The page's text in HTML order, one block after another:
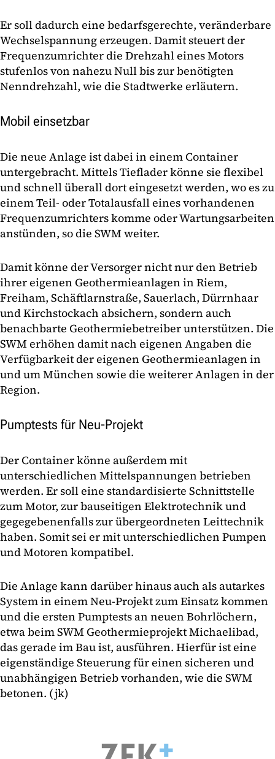
Er soll dadurch eine bedarfsgerechte, veränderbare
Wechselspannung erzeugen. Damit steuert der
Frequenzumrichter die Drehzahl eines Motors
stufenlos von nahezu Null bis zur benötigten
Nenndrehzahl, wie die Stadtwerke erläutern.
Mobil einsetzbar
Die neue Anlage ist dabei in einem Container
untergebracht. Mittels Tieflader könne sie flexibel
und schnell überall dort eingesetzt werden, wo es zu
einem Teil- oder Totalausfall eines vorhandenen
Frequenzumrichters komme oder Wartungsarbeiten
anstünden, so die SWM weiter.
Damit könne der Versorger nicht nur den Betrieb
ihrer eigenen Geothermieanlagen in Riem,
Freiham, Schäftlarnstraße, Sauerlach, Dürrnhaar
und Kirchstockach absichern, sondern auch
benachbarte Geo­thermiebetreiber unterstützen. Die
SWM erhöhen damit nach eigenen Angaben die
Verfügbarkeit der eigenen Geo­thermieanlagen in
und um München sowie die weiterer Anlagen in der
Region.
Pumptests für Neu-Projekt
Der Container könne außerdem mit
unterschiedlichen Mittelspannungen betrieben
werden. Er soll eine standardisierte Schnittstelle
zum Motor, zur bauseitigen Elektrotechnik und
gegegebenenfalls zur übergeordneten Leittechnik
haben. Somit sei er mit unterschiedlichen Pumpen
und Motoren kompatibel.
Die Anlage kann darüber hinaus auch als autarkes
System in einem Neu-Projekt zum Einsatz kommen
und die ersten Pumptests an neuen Bohrlöchern,
etwa beim SWM Geothermieprojekt Michaelibad,
das gerade im Bau ist, ausführen. Hierfür ist eine
eigenständige Steuerung für einen sicheren und
unabhängigen Betrieb vorhanden, wie die SWM
betonen. (jk)